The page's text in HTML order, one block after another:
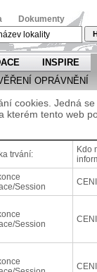
Dokumenty
INSPIRE
OPRÁVNĚNÍ
cookies. Jedná
kterém tento web
trvání:
Kdo
Session
Session